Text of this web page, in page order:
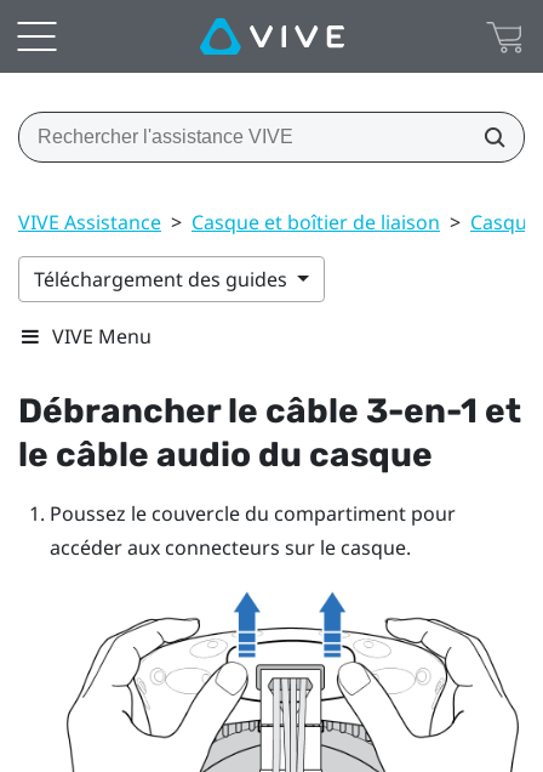
VIVE Assistance > Casque et boîtier de liaison > Casque
Téléchargement des guides
VIVE Menu
Débrancher le câble 3-en-1 et
le câble audio du casque
Poussez le couvercle du compartiment pour
accéder aux connecteurs sur le casque.